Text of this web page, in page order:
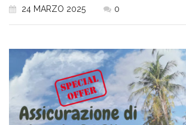
24 MARZO 2025 0